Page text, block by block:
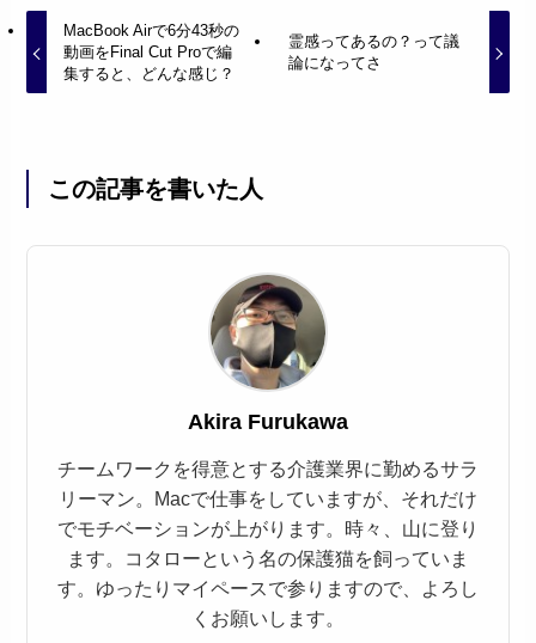
MacBook Airで6分43秒の
動画をFinal Cut Proで編
集すると、どんな感じ？
霊感ってあるの？って議
論になってさ
この記事を書いた人
Akira Furukawa
チームワークを得意とする介護業界に勤めるサラ
リーマン。Macで仕事をしていますが、それだけ
でモチベーションが上がります。時々、山に登り
ます。コタローという名の保護猫を飼っていま
す。ゆったりマイペースで参りますので、よろし
くお願いします。